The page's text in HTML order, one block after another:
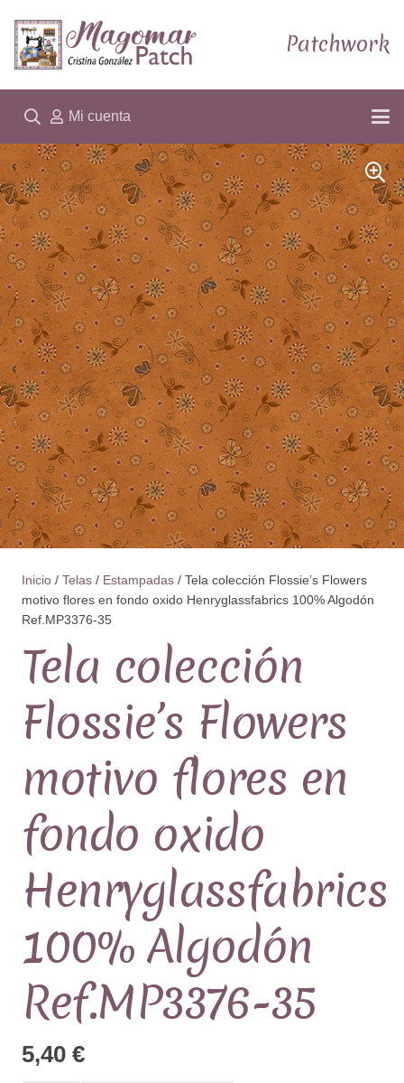
Patchwork
Mi cuenta
Inicio / Telas / Estampadas / Tela colección Flossie’s Flowers
motivo flores en fondo oxido Henryglassfabrics 100% Algodón
Ref.MP3376-35
Tela colección
Flossie’s Flowers
motivo flores en
fondo oxido
Henryglassfabrics
100% Algodón
Ref.MP3376-35
5,40 €